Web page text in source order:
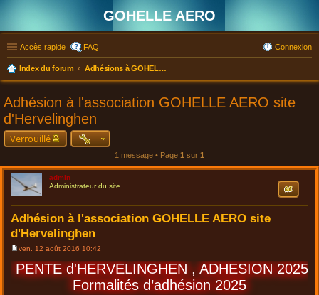
GOHELLE AERO
Accès rapide FAQ Connexion
Index du forum Adhésions à GOHELLE AERO. site d'Hersin-Coupigny ou d'Hervelinghen
Adhésion à l'association GOHELLE AERO site
d'Hervelinghen
Verrouillé
1 message • Page 1 sur 1
admin
Administrateur du site
Adhésion à l'association GOHELLE AERO site
d'Hervelinghen
Citation
e
s
ven. 12 août 2016 10:42
PENTE d'HERVELINGHEN , ADHESION 2025
Formalités d’adhésion 2025